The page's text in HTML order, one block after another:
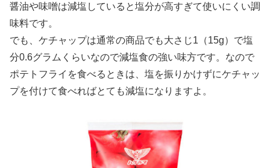
醤油や味噌は減塩していると塩分が高すぎて使いにくい調
味料です。
でも、ケチャップは通常の商品でも大さじ1（15g）で塩
分0.6グラムくらいなので減塩食の強い味方です。なので
ポテトフライを食べるときは、塩を振りかけずにケチャッ
プを付けて食べればとても減塩になりますよ。